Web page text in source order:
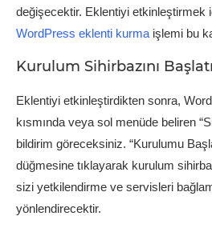
değişecektir. Eklentiyi etkinleştirmek
WordPress eklenti kurma işlemi bu
Kurulum Sihirbazını
Eklentiyi etkinleştirdikten sonra,
kısmında veya sol menüde beliren
bildirim göreceksiniz. “Kurulumu
düğmesine tıklayarak kurulum
sizi yetkilendirme ve servisleri
yönlendirecektir.